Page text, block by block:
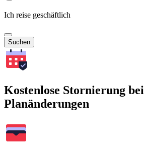
Ich reise geschäftlich
Suchen
Kostenlose Stornierung bei
Planänderungen